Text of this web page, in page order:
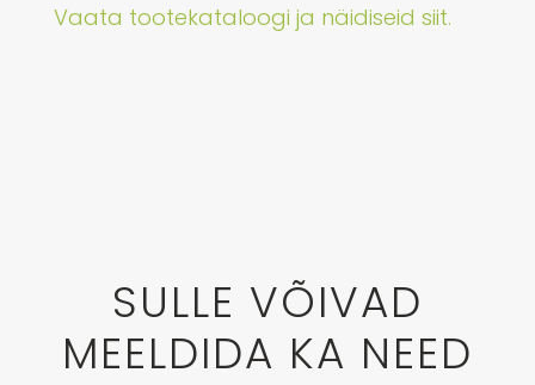
Vaata tootekataloogi ja näidiseid siit.
SULLE VÕIVAD
MEELDIDA KA NEED